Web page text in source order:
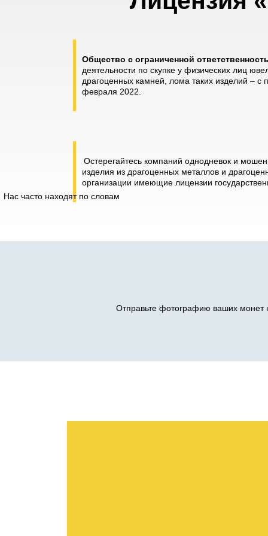
Общество с ограниченной
деятельности по скупке у физических лиц
драгоценных камней, лома таких изделий –
февраля 2022.
Остерегайтесь компаний однодневок и
изделия из драгоценных металлов и
организации имеющие лицензии
Нас часто находят по словам
Отправьте фотографию ваших монет